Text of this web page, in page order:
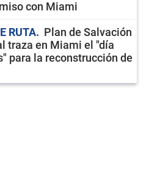
con Miami
RUTA
Plan de Salvación
traza en Miami el "día
para la reconstrucción de